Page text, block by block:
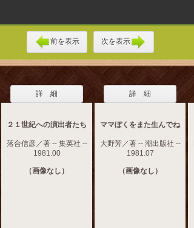
前を表示 次を表示
詳 細
２１世紀への演出者たち
落合信彦／著 -- 集英社 --
1981.00
（画像なし）
詳 細
ママぼくをまた生んでね
大野芳／著 -- 潮出版社 --
1981.07
（画像なし）